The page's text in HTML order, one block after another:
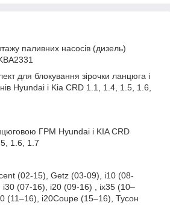
паливних насосів (дизель)
для блокування зірочки ланцюга і
Hyundai і Kia CRD 1.1, 1.4, 1.5, 1.6,
ГРМ Hyundai і KIA CRD
1.6, 1.7
(02-15), Getz (03-09), i10 (08-
i30 (07-16), i20 (09-16) , ix35 (10–
(11–16), i20Coupe (15–16), Тусон